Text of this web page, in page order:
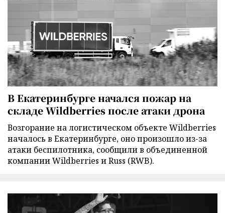
В Екатеринбурге начался пожар на
складе Wildberries после атаки дрона
Возгорание на логистическом объекте Wildberries
началось в Екатеринбурге, оно произошло из-за
атаки беспилотника, сообщили в объединенной
компании Wildberries и Russ (RWB).